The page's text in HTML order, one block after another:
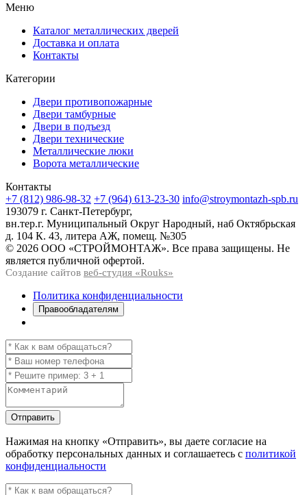
Меню
Каталог металлических дверей
Доставка и оплата
Контакты
Категории
Двери противопожарные
Двери тамбурные
Двери в подъезд
Двери технические
Металлические люки
Ворота металлические
Контакты
+7 (812) 986-98-32 +7 (964) 613-23-30 info@stroymontazh-spb.ru
193079 г. Санкт-Петербург,
вн.тер.г. Муниципальный Округ Народный, наб Октябрьская
д. 104 К. 43, литера АЖ, помещ. №305
© 2026 ООО «СТРОЙМОНТАЖ». Все права защищены. Не
является публичной офертой.
Создание сайтов веб-студия «Rouks»
Политика конфиденциальности
Правообладателям
Отправить
Нажимая на кнопку «Отправить», вы даете согласие на
обработку персональных данных и соглашаетесь с политикой
конфиденциальности